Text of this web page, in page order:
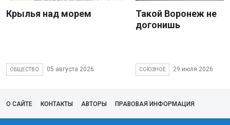
Крылья над морем
ОБЩЕСТВО 05 августа 2026
Такой Воронеж не
догонишь
СОЮЗНОЕ 29 июля 2026
О САЙТЕ КОНТАКТЫ АВТОРЫ ПРАВОВАЯ ИНФОРМАЦИЯ